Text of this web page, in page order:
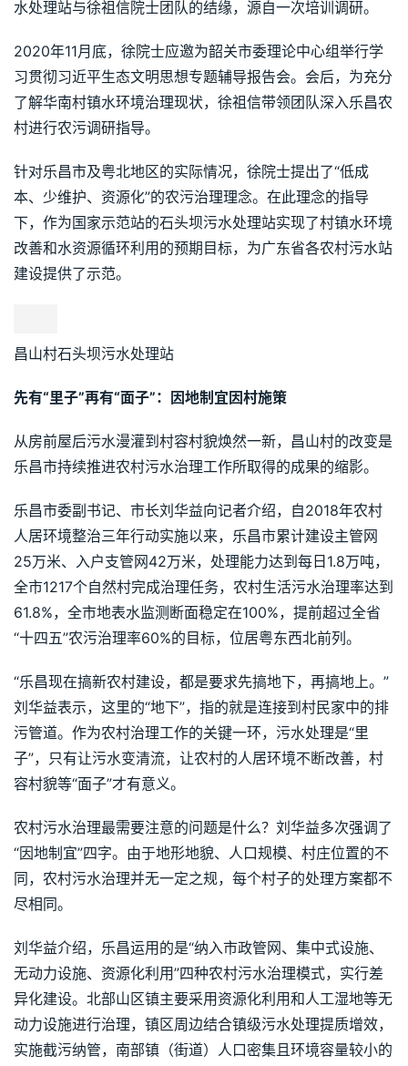
水处理站与徐祖信院士团队的结缘，源自一次培训调研。
2020年11月底，徐院士应邀为韶关市委理论中心组举行学
习贯彻习近平生态文明思想专题辅导报告会。会后，为充分
了解华南村镇水环境治理现状，徐祖信带领团队深入乐昌农
村进行农污调研指导。
针对乐昌市及粤北地区的实际情况，徐院士提出了“低成
本、少维护、资源化”的农污治理理念。在此理念的指导
下，作为国家示范站的石头坝污水处理站实现了村镇水环境
改善和水资源循环利用的预期目标，为广东省各农村污水站
建设提供了示范。
昌山村石头坝污水处理站
先有“里子”再有“面子”：因地制宜因村施策
从房前屋后污水漫灌到村容村貌焕然一新，昌山村的改变是
乐昌市持续推进农村污水治理工作所取得的成果的缩影。
乐昌市委副书记、市长刘华益向记者介绍，自2018年农村
人居环境整治三年行动实施以来，乐昌市累计建设主管网
25万米、入户支管网42万米，处理能力达到每日1.8万吨，
全市1217个自然村完成治理任务，农村生活污水治理率达到
61.8%，全市地表水监测断面稳定在100%，提前超过全省
“十四五”农污治理率60%的目标，位居粤东西北前列。
“乐昌现在搞新农村建设，都是要求先搞地下，再搞地上。”
刘华益表示，这里的“地下”，指的就是连接到村民家中的排
污管道。作为农村治理工作的关键一环，污水处理是“里
子”，只有让污水变清流，让农村的人居环境不断改善，村
容村貌等“面子”才有意义。
农村污水治理最需要注意的问题是什么？刘华益多次强调了
“因地制宜”四字。由于地形地貌、人口规模、村庄位置的不
同，农村污水治理并无一定之规，每个村子的处理方案都不
尽相同。
刘华益介绍，乐昌运用的是“纳入市政管网、集中式设施、
无动力设施、资源化利用”四种农村污水治理模式，实行差
异化建设。北部山区镇主要采用资源化利用和人工湿地等无
动力设施进行治理，镇区周边结合镇级污水处理提质增效，
实施截污纳管，南部镇（街道）人口密集且环境容量较小的